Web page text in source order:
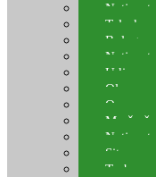
Udice za
Olovo
Oprema
Mreže
Sito,
Torbe za